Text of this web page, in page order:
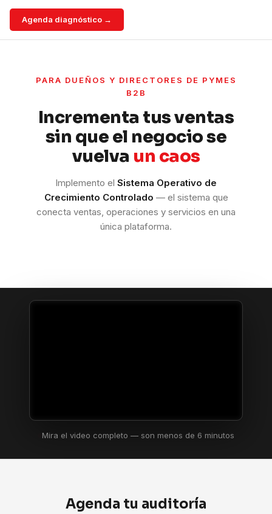
Agenda diagnóstico →
PARA DUEÑOS Y DIRECTORES DE PYMES
B2B
Incrementa tus ventas
sin que el negocio se
vuelva un caos
Implemento el Sistema Operativo de
Crecimiento Controlado — el sistema que
conecta ventas, operaciones y servicios en una
única plataforma.
Mira el video completo — son menos de 6 minutos
Agenda tu auditoría